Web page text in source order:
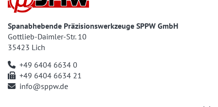
Spanabhebende Präzisionswerkzeuge SPPW GmbH
Gottlieb-Daimler-Str. 10
35423 Lich
+49 6404 6634 0
+49 6404 6634 21
info@sppw.de